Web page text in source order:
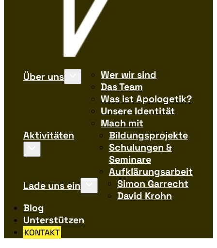
Über uns
Wer wir sind
Das Team
Was ist Apologetik?
Unsere Identität
Mach mit
Aktivitäten
Bildungsprojekte
Schulungen &
Seminare
Aufklärungsarbeit
Lade uns ein
Simon Garrecht
David Krohn
Blog
Unterstützen
KONTAKT